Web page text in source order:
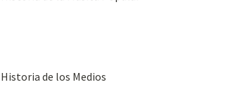
Historia de los Medios